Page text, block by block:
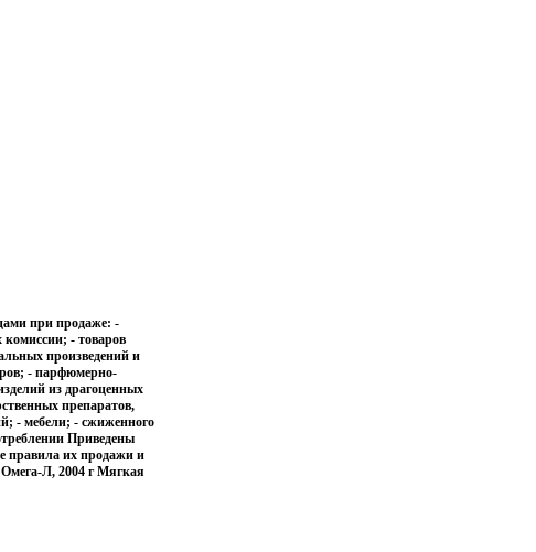
при продаже: -
комиссии; - товаров
произведений и
- парфюмерно-
из драгоценных
препаратов,
- мебели; - сжиженного
Приведены
правила их продажи и
Омега-Л, 2004 г Мягкая